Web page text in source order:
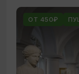
ОТ 450₽